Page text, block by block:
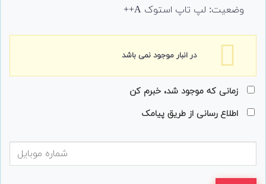
وضعیت: لپ تاپ استوک A++
در انبار موجود نمی باشد
زمانی که موجود شد، خبرم کن
اطلاع رسانی از طریق پیامک